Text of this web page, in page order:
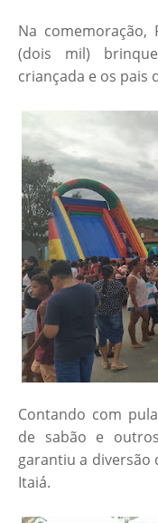
Na comemoração,
(dois mil)
criançada e os pais
Contando com
de sabão e
garantiu a diversão
Itaiá.